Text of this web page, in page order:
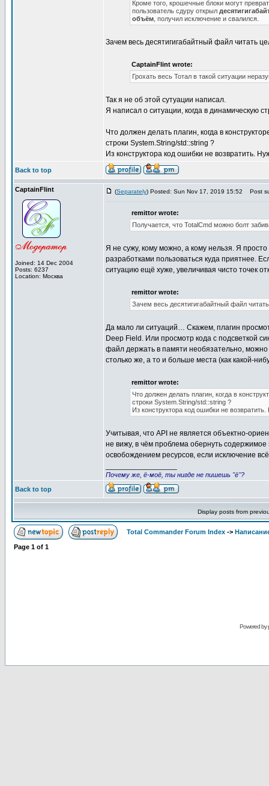
Кроме того, крошечные блоки могут
пользователь сдуру открыл
объём , получил исключение и свалился.
Зачем весь десятигигабайтный файл читать
CaptainFlint wrote:
Грохать весь Тотал в такой ситуации
Так я не об этой сутуации написал.
Я написал о ситуации, когда в динамическую
Что должен делать плагин, когда в
строки System.String/std::string ?
Из конструктора код ошибки не возвратить.
Back to top
CaptainFlint
Joined: 14 Dec 2004
Posts: 6237
Location: Москва
(Separately) Posted: Sun Nov 17, 2019 15:52 Post
remittor wrote:
Получается, что TotalCmd можно болт
Я не сужу, кому можно, а кому нельзя. Я
разработками пользоваться куда приятнее.
ситуацию ещё хуже, увеличивая чисто точек
remittor wrote:
Зачем весь десятигигабайтный файл
Да мало ли ситуаций… Скажем, плагин
Deep Field. Или просмотр кода с подсветкой
файл держать в памяти необязательно,
столько же, а то и больше места (как какой-
remittor wrote:
Что должен делать плагин, когда в
строки System.String/std::string ?
Из конструктора код ошибки не
Учитывая, что API не является объектно-
не вижу, в чём проблема обернуть
освобождением ресурсов, если исключение
Почему же, ё-моё, ты нигде не пишешь "ё"?
Back to top
Display posts from
Total Commander Forum Index ->
Page 1 of 1
Powered by